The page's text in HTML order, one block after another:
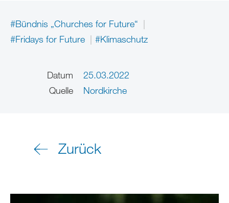
#Bündnis „Churches for Future“
#Fridays for Future
#Klimaschutz
Datum
25.03.2022
Quelle
Nordkirche
Zurück